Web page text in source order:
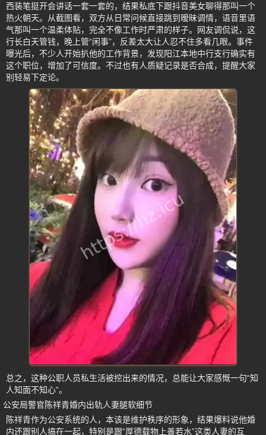
西装笔挺开会讲话一套一套的，结果私底下跟抖音美女聊得那叫一个
热火朝天。从截图看，双方从日常问候直接跳到暧昧调情，语音里语
气那叫一个温柔体贴，完全不像工作时严肃的样子。网友调侃说，这
行长白天管钱，晚上管“闲事”，反差太大让人忍不住多看几眼。事件
曝光后，不少人开始扒他的工作背景，发现阳江本地中行支行确实有
这个职位，增加了可信度。不过也有人质疑记录是否合成，提醒大家
别轻易下定论。
总之，这种公职人员私生活被挖出来的情况，总能让大家感慨一句“知
人知面不知心”。
公安局警官陈祥青婚内出轨人妻腿软细节
陈祥青作为公安系统的人，本该是维护秩序的形象，结果爆料说他婚
内还跟别人搞在一起，特别是跟“厚德载物上善若水”这类人妻的互